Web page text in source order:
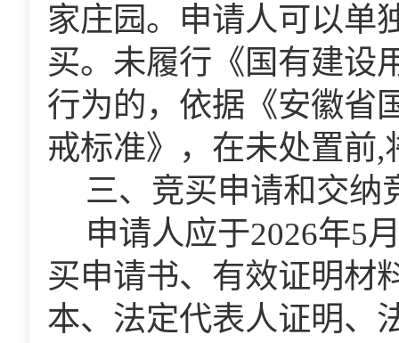
家庄园。申请人可以单
买。未履行《国有建设
行为的，依据《安徽省
戒标准》，在未处置前
三、竞买申请和交纳
申请人应于2026年5
买申请书、有效证明材
本、法定代表人证明、